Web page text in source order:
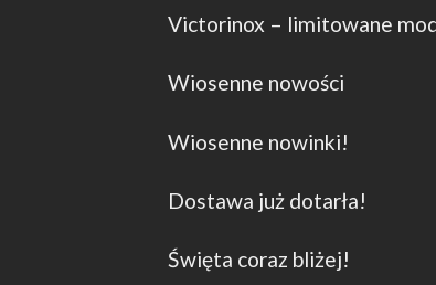
Victorinox – limitowane
Wiosenne nowości
Wiosenne nowinki!
Dostawa już dotarła!
Święta coraz bliżej!